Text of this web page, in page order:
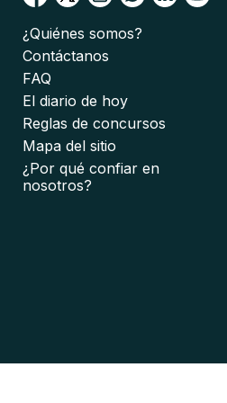
¿Quiénes somos?
Contáctanos
FAQ
El diario de hoy
Reglas de concursos
Mapa del sitio
¿Por qué confiar en
nosotros?